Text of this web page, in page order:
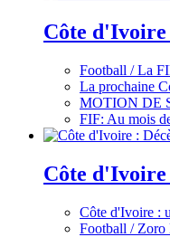
Côte d'Ivoire
Football / La
La prochaine
MOTION DE
FIF: Au mois
Côte d'Ivoire
Côte d'Ivoire :
Football / Zoro